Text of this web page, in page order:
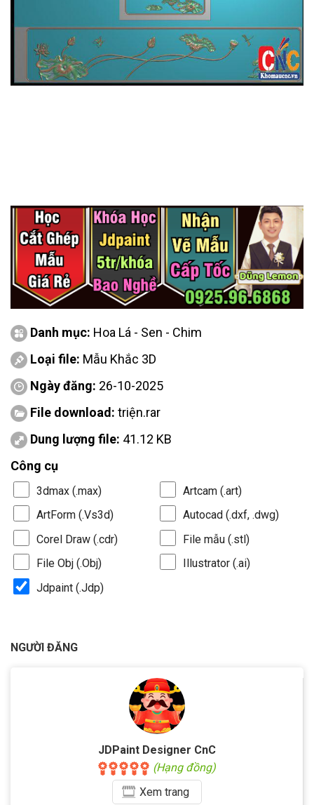
Danh mục: Hoa Lá - Sen - Chim
Loại file: Mẫu Khắc 3D
Ngày đăng: 26-10-2025
File download: triện.rar
Dung lượng file: 41.12 KB
Công cụ
3dmax (.max)
Artcam (.art)
ArtForm (.Vs3d)
Autocad (.dxf, .dwg)
Corel Draw (.cdr)
File mẫu (.stl)
File Obj (.Obj)
Illustrator (.ai)
Jdpaint (.Jdp)
NGƯỜI ĐĂNG
JDPaint Designer CnC
(Hạng đồng)
Xemtrang